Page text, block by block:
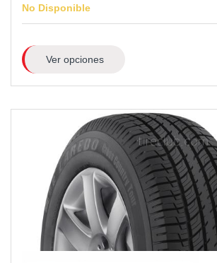
No Disponible
Ver opciones